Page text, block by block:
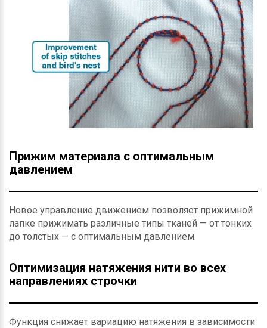
Прижим материала с оптимальным
давлением
Новое управление движением позволяет прижимной
лапке прижимать различные типы тканей — от тонких
до толстых — с оптимальным давлением.
Оптимизация натяжения нити во всех
направлениях строчки
Функция снижает вариацию натяжения в зависимости